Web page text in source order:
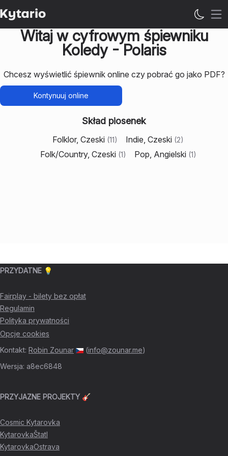
Witaj w cyfrowym śpiewniku
Koledy - Polaris
Chcesz wyświetlić śpiewnik online czy pobrać go jako PDF?
Kontynuuj online
Skład piosenek
Folklor, Czeski (11) Indie, Czeski (2)
Folk/Country, Czeski (1) Pop, Angielski (1)
PRZYDATNE 💡
Fairplay - bilety bez opłat
Regulamin
Polityka prywatności
Opcje cookies
Kontakt: Robin Zounar (info@zounar.me)
Wersja: a8ec6848
PRZYJAZNE PROJEKTY 🎸
Cosmic Kytarovka
KytarovkaŠtatl
KytarovkaOstrava